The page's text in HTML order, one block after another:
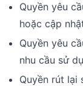
Quyền yêu
hoặc cập
Quyền yêu
nhu cầu sử
Quyền rút